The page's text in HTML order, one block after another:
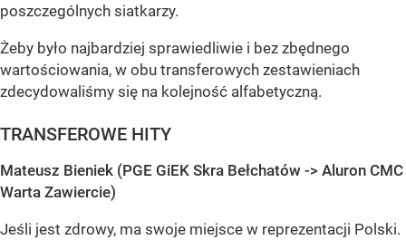
poszczególnych siatkarzy.
Żeby było najbardziej sprawiedliwie i bez zbędnego
wartościowania, w obu transferowych zestawieniach
zdecydowaliśmy się na kolejność alfabetyczną.
TRANSFEROWE HITY
Mateusz Bieniek (PGE GiEK Skra Bełchatów -> Aluron CMC
Warta Zawiercie)
Jeśli jest zdrowy, ma swoje miejsce w reprezentacji Polski.